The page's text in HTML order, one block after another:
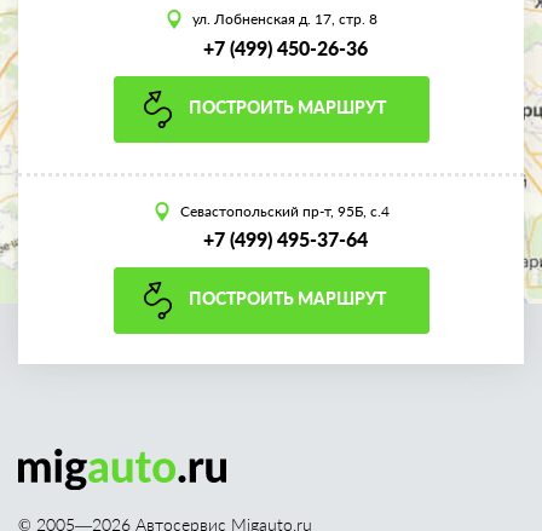
ул. Лобненская д. 17, стр. 8
+7 (499) 450-26-36
ПОСТРОИТЬ МАРШРУТ
Севастопольский пр-т, 95Б, с.4
+7 (499) 495-37-64
ПОСТРОИТЬ МАРШРУТ
© 2005—2026 Автосервис Migauto.ru